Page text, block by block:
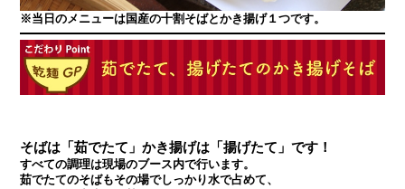
※当日のメニューは国産の十割そばとかき揚げ１つです。
そばは「茹でたて」かき揚げは「揚げたて」です！
すべての調理は現場のブース内で行います。
茹でたてのそばもその場でしっかり水で占めて、